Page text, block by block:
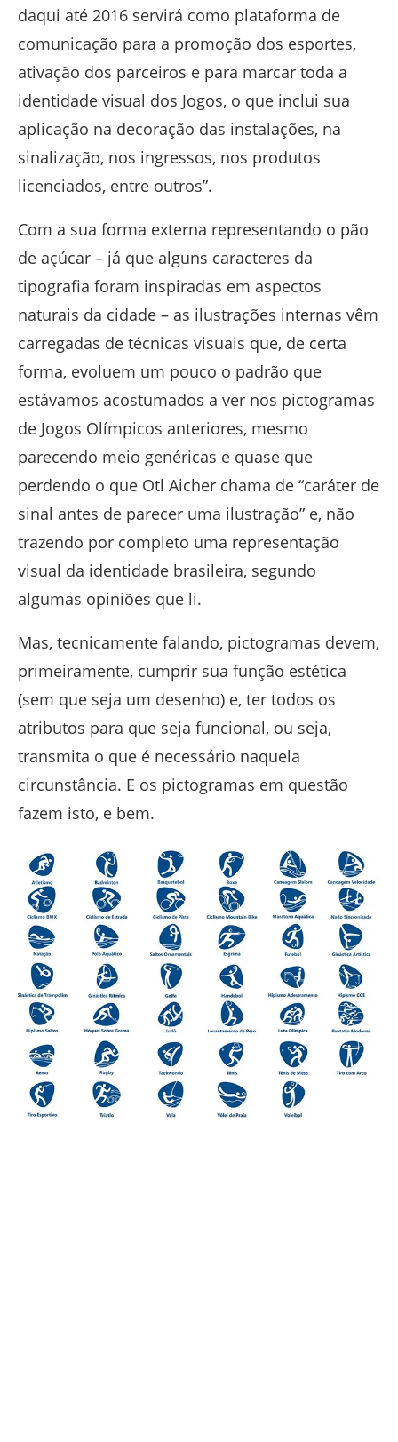
daqui até 2016 servirá como plataforma de
comunicação para a promoção dos esportes,
ativação dos parceiros e para marcar toda a
identidade visual dos Jogos, o que inclui sua
aplicação na decoração das instalações, na
sinalização, nos ingressos, nos produtos
licenciados, entre outros”.
Com a sua forma externa representando o pão
de açúcar – já que alguns caracteres da
tipografia foram inspiradas em aspectos
naturais da cidade – as ilustrações internas vêm
carregadas de técnicas visuais que, de certa
forma, evoluem um pouco o padrão que
estávamos acostumados a ver nos pictogramas
de Jogos Olímpicos anteriores, mesmo
parecendo meio genéricas e quase que
perdendo o que Otl Aicher chama de “caráter de
sinal antes de parecer uma ilustração” e, não
trazendo por completo uma representação
visual da identidade brasileira, segundo
algumas opiniões que li.
Mas, tecnicamente falando, pictogramas devem,
primeiramente, cumprir sua função estética
(sem que seja um desenho) e, ter todos os
atributos para que seja funcional, ou seja,
transmita o que é necessário naquela
circunstância. E os pictogramas em questão
fazem isto, e bem.